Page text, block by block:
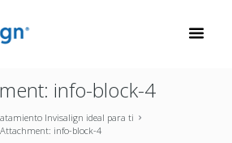
info-block-4
Invisalign ideal para ti
Attachment: info-block-4